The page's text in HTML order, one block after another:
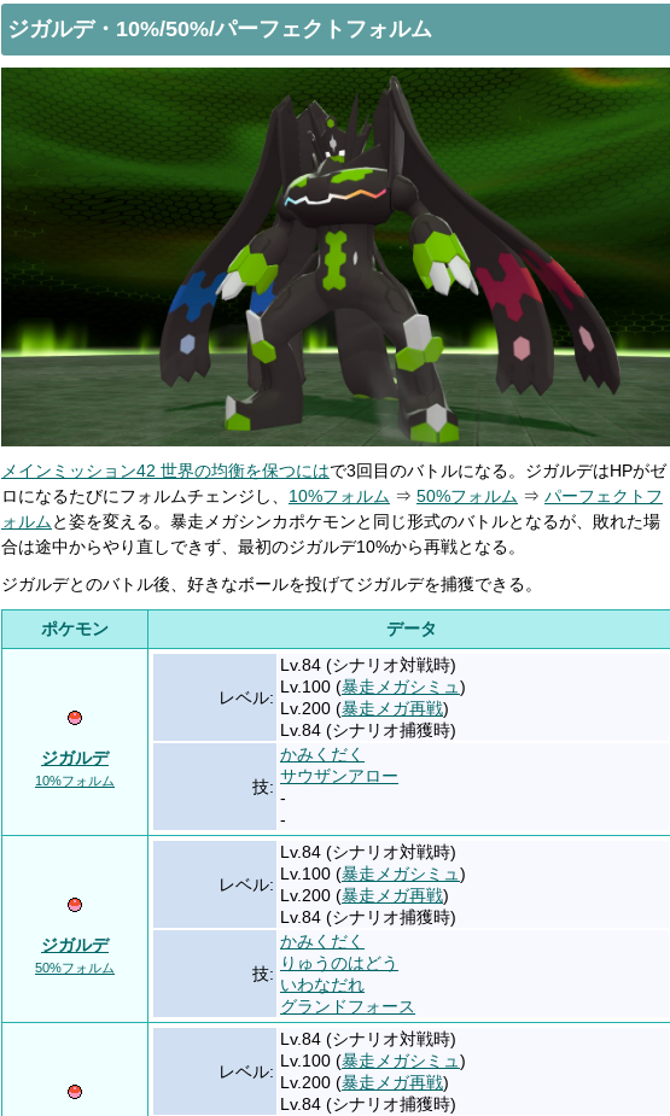
ジガルデ・10%/50%/パーフェクトフォルム
メインミッション42 世界の均衡を保つにはで3回目のバトルになる。ジガルデはHPがゼ
ロになるたびにフォルムチェンジし、 10%フォルム ⇒ 50%フォルム ⇒ パーフェクトフ
ォルムと姿を変える。暴走メガシンカポケモンと同じ形式のバトルとなるが、敗れた場
合は途中からやり直しできず、最初のジガルデ10%から再戦となる。
ジガルデとのバトル後、好きなボールを投げてジガルデを捕獲できる。
ポケモン データ
ジガルデ
10%フォルム
レベル:
Lv.84 (シナリオ対戦時)
Lv.100 (暴走メガシミュ )
Lv.200 (暴走メガ再戦)
Lv.84 (シナリオ捕獲時)
技:
かみくだく
サウザンアロー
-
-
ジガルデ
50%フォルム
レベル:
Lv.84 (シナリオ対戦時)
Lv.100 (暴走メガシミュ )
Lv.200 (暴走メガ再戦)
Lv.84 (シナリオ捕獲時)
技:
かみくだく
りゅうのはどう
いわなだれ
グランドフォース
レベル:
Lv.84 (シナリオ対戦時)
Lv.100 (暴走メガシミュ )
Lv.200 (暴走メガ再戦)
Lv.84 (シナリオ捕獲時)